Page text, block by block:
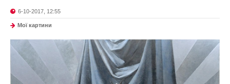
6-10-2017, 12:55
Мої картини